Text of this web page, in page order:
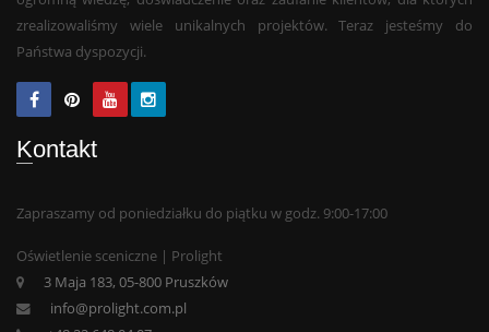
zrealizowaliśmy wiele unikalnych projektów. Teraz jesteśmy do
Państwa dyspozycji.
Kontakt
Zapraszamy od poniedziałku do piątku w godz. 9:00-17:00
Oświetlenie sceniczne | Prolight
3 Maja 183, 05-800 Pruszków
info@prolight.com.pl